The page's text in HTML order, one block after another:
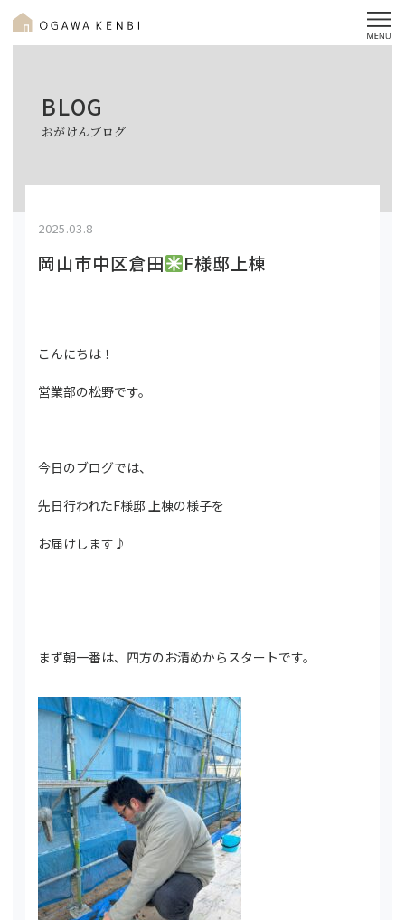
BLOG
おがけんブログ
2025.03.8
岡山市中区倉田 F様邸上棟
こんにちは！
営業部の松野です。
今日のブログでは、
先日行われたF様邸 上棟の様子を
お届けします♪
まず朝一番は、四方のお清めからスタートです。